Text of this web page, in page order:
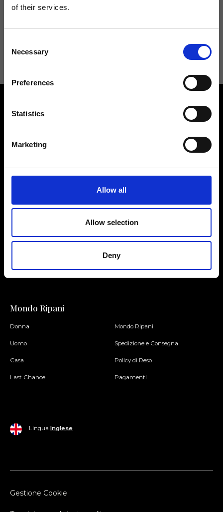
of their services.
Selection
Necessary
Preferences
Statistics
Marketing
Allow all
Allow selection
Deny
Entra nella Community
Rispondiamo a tutte le tue
richieste
Mondo Ripani
Donna
Uomo
Casa
Last Chance
Mondo Ripani
Spedizione e Consegna
Policy di Reso
Pagamenti
Lingua Inglese
Gestione Cookie